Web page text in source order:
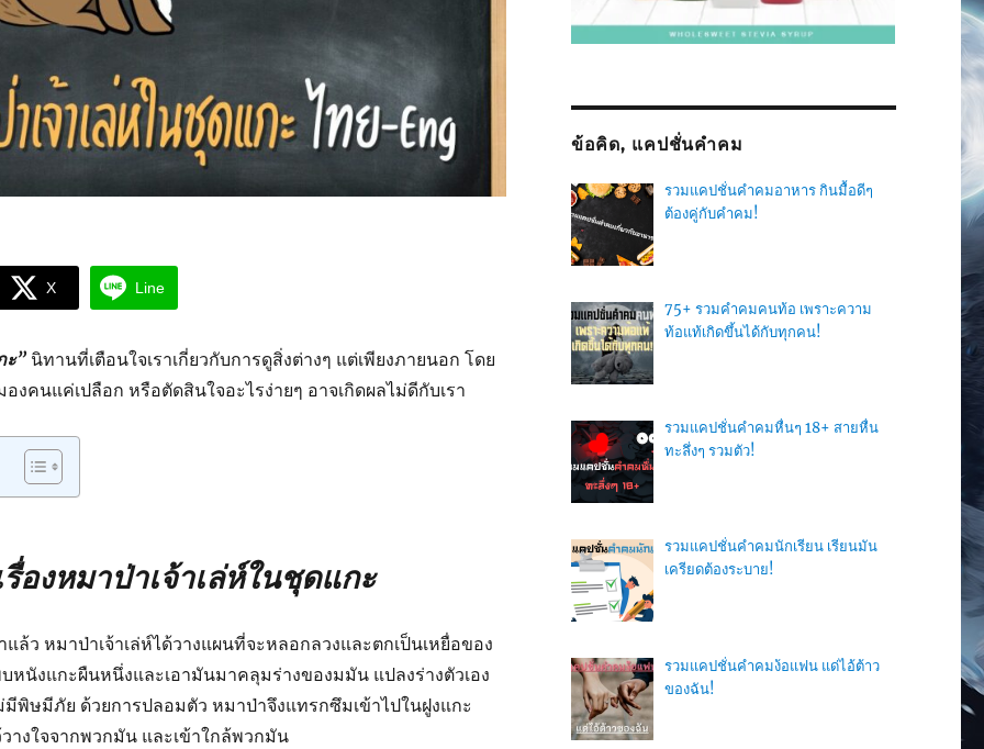
X Line
ะ”นิทานที่เตือนใจเราเกี่ยวกับการดูสิ่งต่างๆ แต่เพียงภายนอก โดย
งคนแค่เปลือก หรือตัดสินใจอะไรง่ายๆ อาจเกิดผลไม่ดีกับเรา
องหมาป่าเจ้าเล่ห์ในชุดแกะ
ล้ว หมาป่าเจ้าเล่ห์ได้วางแผนที่จะหลอกลวงและตกเป็นเหยื่อของ
หนังแกะผืนหนึ่งและเอามันมาคลุมร่างของมมัน แปลงร่างตัวเอง
พิษมีภัย ด้วยการปลอมตัว หมาป่าจึงแทรกซึมเข้าไปในฝูงแกะ
างใจจากพวกมัน และเข้าใกล้พวกมัน
ข้อคิด, แคปชั่นคำคม
รวมแคปชั่นคำคมอาหาร กินมื้อดีๆ
ต้องคู่กับคำคม!
75+ รวมคำคมคนท้อ เพราะความ
ท้อแท้เกิดขึ้นได้กับทุกคน!
รวมแคปชั่นคำคมหื่นๆ 18+ สายหื่น
ทะลึ่งๆ รวมตัว!
รวมแคปชั่นคำคมนักเรียน เรียนมัน
เครียดต้องระบาย!
รวมแคปชั่นคำคมง้อแฟน แด่ไอ้ต้าว
ของฉัน!